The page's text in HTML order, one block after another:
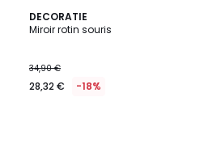
DECORATIE
Miroir rotin souris
34,90 €
28,32 € -18%